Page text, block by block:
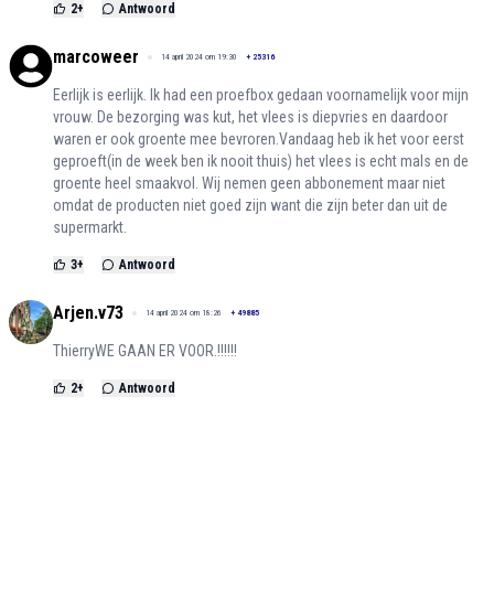
2+ Antwoord
marcoweer 14 april 2024 om 19:30 + 25316
Eerlijk is eerlijk. Ik had een proefbox gedaan voornamelijk voor mijn
vrouw. De bezorging was kut, het vlees is diepvries en daardoor
waren er ook groente mee bevroren.Vandaag heb ik het voor eerst
geproeft(in de week ben ik nooit thuis) het vlees is echt mals en de
groente heel smaakvol. Wij nemen geen abbonement maar niet
omdat de producten niet goed zijn want die zijn beter dan uit de
supermarkt.
3+ Antwoord
Arjen.v73 14 april 2024 om 18:26 + 49885
ThierryWE GAAN ER VOOR.!!!!!!
2+ Antwoord